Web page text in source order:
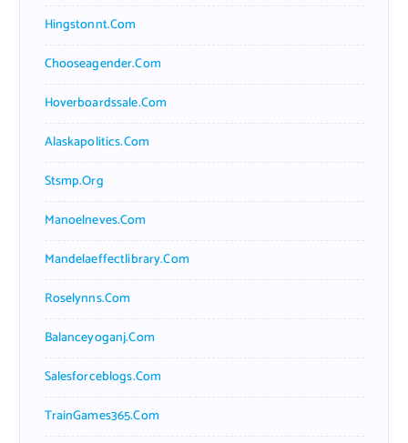
Hingstonnt.com
Chooseagender.com
Hoverboardssale.com
Alaskapolitics.com
Stsmp.org
Manoelneves.com
Mandelaeffectlibrary.com
Roselynns.com
Balanceyoganj.com
Salesforceblogs.com
TrainGames365.com